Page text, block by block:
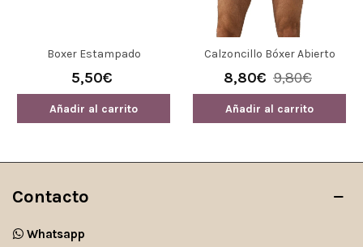
Boxer Estampado
"Champion" Steve Wolls
5,50€
Añadir al carrito
Calzoncillo Bóxer Abierto
Ysabel Mora 20351
8,80€ 9,80€
Añadir al carrito
Contacto
Whatsapp